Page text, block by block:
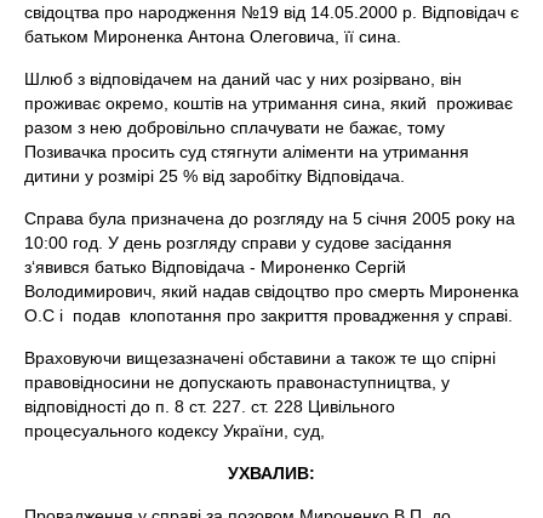
свідоцтва про народження №19 від 14.05.2000 р. Відповідач є
батьком Мироненка Антона Олеговича, її сина.
Шлюб з відповідачем на даний час у них розірвано, він
проживає окремо, коштів на утримання сина, який проживає
разом з нею добровільно сплачувати не бажає, тому
Позивачка просить суд стягнути аліменти на утримання
дитини у розмірі 25 % від заробітку Відповідача.
Справа була призначена до розгляду на 5 січня 2005 року на
10:00 год. У день розгляду справи у судове засідання
з‘явився батько Відповідача - Мироненко Сергій
Володимирович, який надав свідоцтво про смерть Мироненка
О.С і подав клопотання про закриття провадження у справі.
Враховуючи вищезазначені обставини а також те що спірні
правовідносини не допускають правонаступництва, у
відповідності до п. 8 ст. 227. ст. 228 Цивільного
процесуального кодексу України, суд,
УХВАЛИВ: